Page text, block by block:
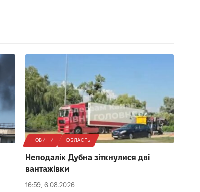
НОВИНИ ОБЛАСТЬ
Неподалік Дубна зіткнулися дві
вантажівки
16:59, 6.08.2026